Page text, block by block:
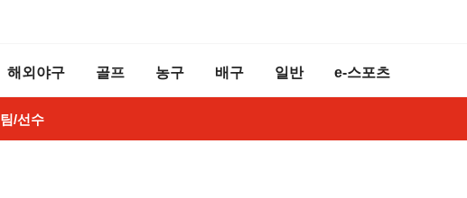
해외야구 골프 농구 배구 일반 e-스포츠
팀/선수